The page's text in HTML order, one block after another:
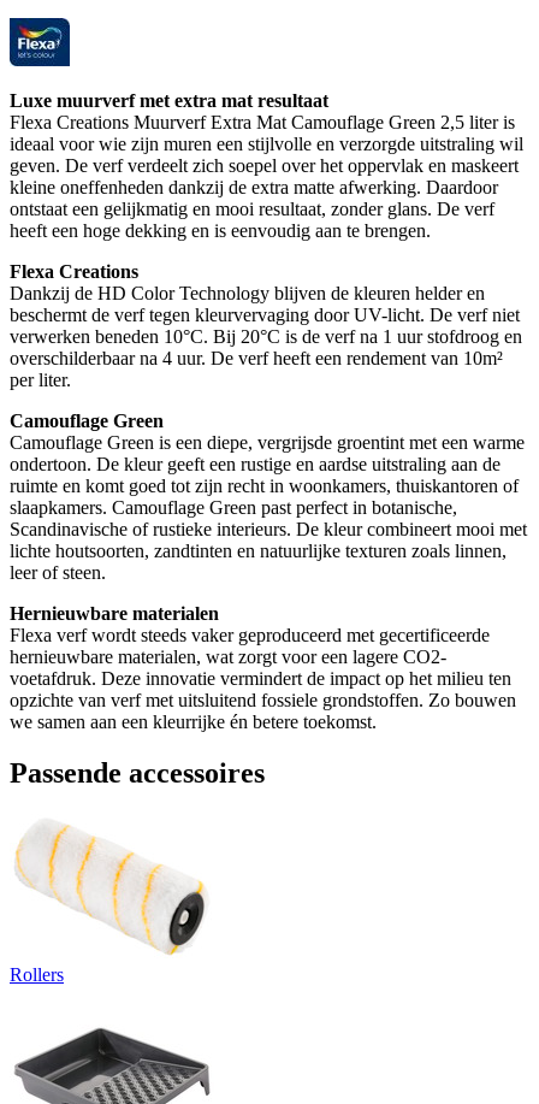
Luxe muurverf met extra mat resultaat
Flexa Creations Muurverf Extra Mat Camouflage Green 2,5 liter is
ideaal voor wie zijn muren een stijlvolle en verzorgde uitstraling wil
geven. De verf verdeelt zich soepel over het oppervlak en maskeert
kleine oneffenheden dankzij de extra matte afwerking. Daardoor
ontstaat een gelijkmatig en mooi resultaat, zonder glans. De verf
heeft een hoge dekking en is eenvoudig aan te brengen.
Flexa Creations
Dankzij de HD Color Technology blijven de kleuren helder en
beschermt de verf tegen kleurvervaging door UV-licht. De verf niet
verwerken beneden 10°C. Bij 20°C is de verf na 1 uur stofdroog en
overschilderbaar na 4 uur. De verf heeft een rendement van 10m²
per liter.
Camouflage Green
Camouflage Green is een diepe, vergrijsde groentint met een warme
ondertoon. De kleur geeft een rustige en aardse uitstraling aan de
ruimte en komt goed tot zijn recht in woonkamers, thuiskantoren of
slaapkamers. Camouflage Green past perfect in botanische,
Scandinavische of rustieke interieurs. De kleur combineert mooi met
lichte houtsoorten, zandtinten en natuurlijke texturen zoals linnen,
leer of steen.
Hernieuwbare materialen
Flexa verf wordt steeds vaker geproduceerd met gecertificeerde
hernieuwbare materialen, wat zorgt voor een lagere CO2-
voetafdruk. Deze innovatie vermindert de impact op het milieu ten
opzichte van verf met uitsluitend fossiele grondstoffen. Zo bouwen
we samen aan een kleurrijke én betere toekomst.
Passende accessoires
Rollers